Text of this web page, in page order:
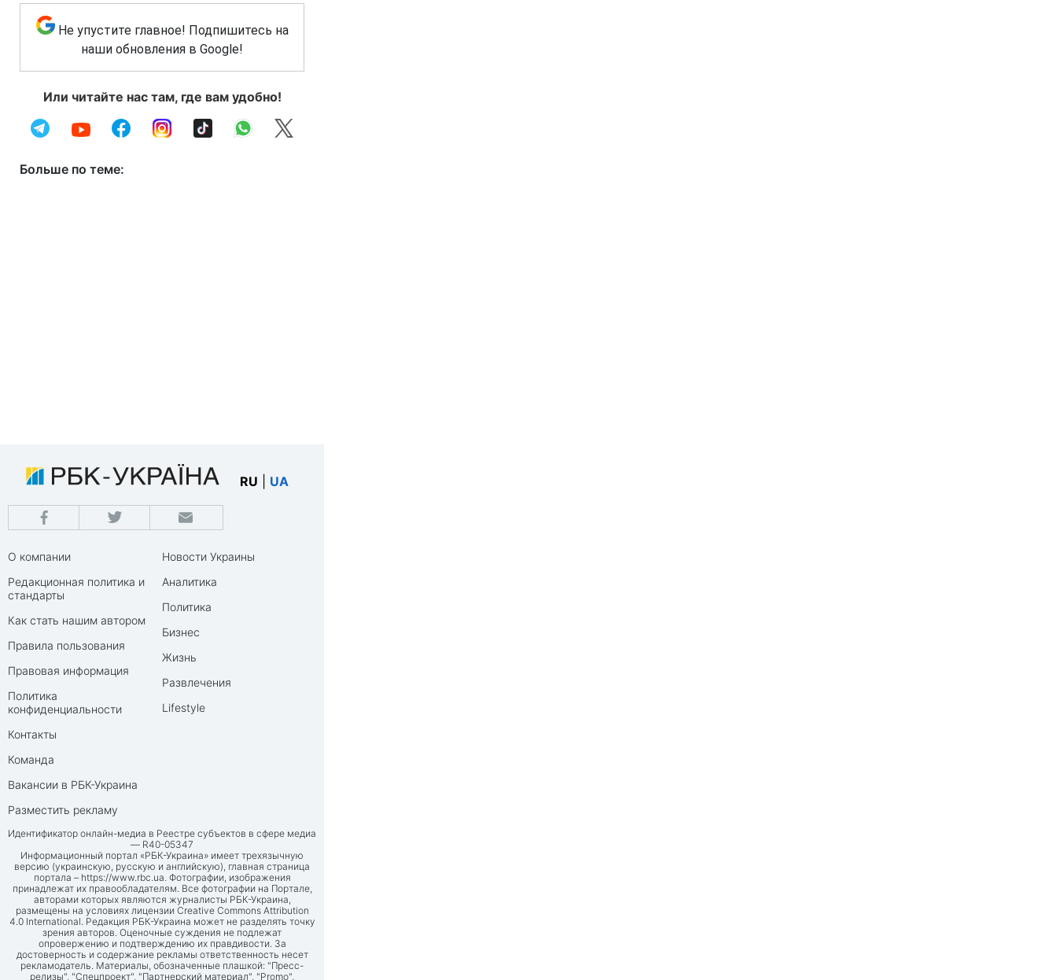
Не упустите главное! Подпишитесь на
наши обновления в Google!
Или читайте нас там, где вам удобно!
Больше по теме:
RU UA
О компании
Редакционная политика и
стандарты
Как стать нашим автором
Правила пользования
Правовая информация
Политика
конфиденциальности
Контакты
Команда
Вакансии в РБК-Украина
Разместить рекламу
Новости Украины
Аналитика
Политика
Бизнес
Жизнь
Развлечения
Lifestyle
Идентификатор онлайн-медиа в Реестре субъектов в сфере медиа
— R40-05347
Информационный портал «РБК-Украина» имеет трехязычную
версию (украинскую, русскую и английскую), главная страница
портала – https://www.rbc.ua. Фотографии, изображения
принадлежат их правообладателям. Все фотографии на Портале,
авторами которых являются журналисты РБК-Украина,
размещены на условиях лицензии Creative Commons Attribution
4.0 International. Редакция РБК-Украина может не разделять точку
зрения авторов. Оценочные суждения не подлежат
опровержению и подтверждению их правдивости. За
достоверность и содержание рекламы ответственность несет
рекламодатель. Материалы, обозначенные плашкой: "Пресс-
релизы", "Спецпроект", "Партнерский материал", "Promo",